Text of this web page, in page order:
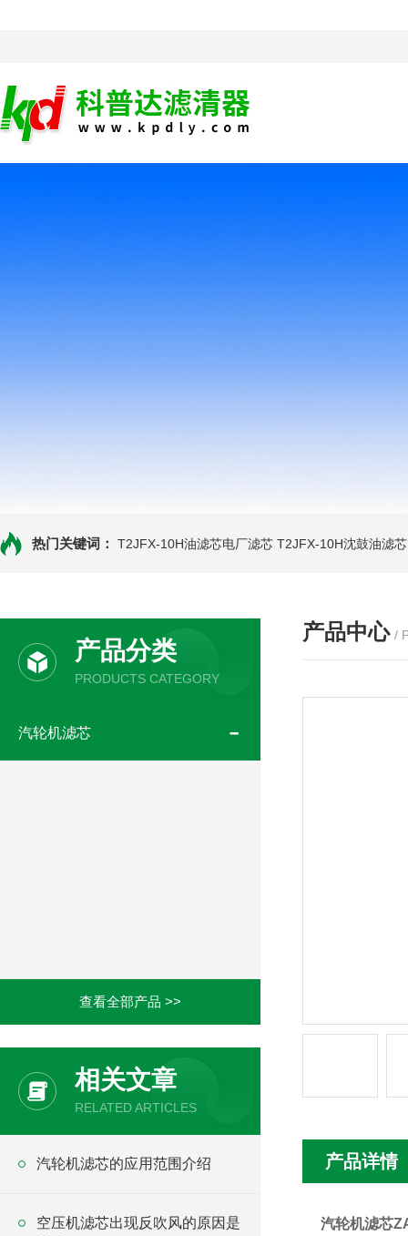
热门关键词： T2JFX-10H油滤芯电厂滤芯 T2JFX-10H沈鼓油滤芯
产品分类
PRODUCTS CATEGORY
汽轮机滤芯
查看全部产品 >>
相关文章
RELATED ARTICLES
汽轮机滤芯的应用范围介绍
空压机滤芯出现反吹风的原因是
产品中心 /
产品详情
汽轮机滤芯